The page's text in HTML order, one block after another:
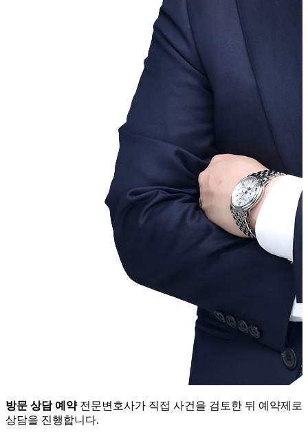
방문 상담 예약 전문변호사가 직접 사건을 검토한 뒤 예약제로
상담을 진행합니다.